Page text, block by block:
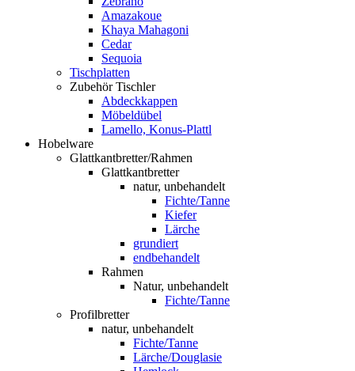
Amazakoue
Khaya Mahagoni
Cedar
Sequoia
Tischplatten
Zubehör Tischler
Abdeckkappen
Möbeldübel
Lamello, Konus-Plattl
Hobelware
Glattkantbretter/Rahmen
Glattkantbretter
natur, unbehandelt
Fichte/Tanne
Kiefer
Lärche
grundiert
endbehandelt
Rahmen
Natur, unbehandelt
Fichte/Tanne
Profilbretter
natur, unbehandelt
Fichte/Tanne
Lärche/Douglasie